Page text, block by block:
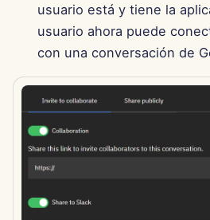
6 de noviembre de 2023
23 de octubre de 2023
16 de octubre de 2023
usuario está y tiene la
usuario ahora puede
con una conversación de